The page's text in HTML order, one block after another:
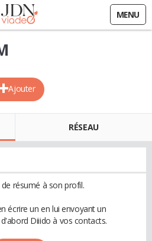
MENU
Ajouter
RÉSEAU
résumé à son profil.
écrire un en lui envoyant un
Diiido à vos contacts.